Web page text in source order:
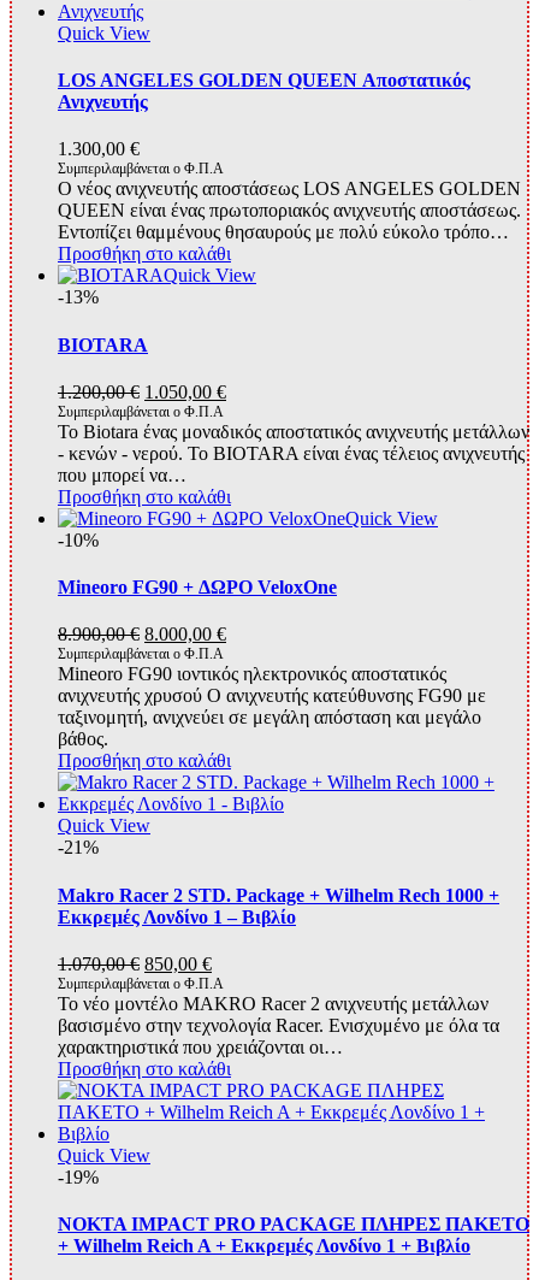
Quick View
LOS ANGELES GOLDEN QUEEN Αποστατικός
Ανιχνευτής
1.300,00 €
Συμπεριλαμβάνεται ο Φ.Π.Α
Ο νέος ανιχνευτής αποστάσεως LOS ANGELES GOLDEN
QUEEN είναι ένας πρωτοποριακός ανιχνευτής αποστάσεως.
Εντοπίζει θαμμένους θησαυρούς με πολύ εύκολο τρόπο…
Προσθήκη στο καλάθι
Quick View
-13%
BIOTARA
1.200,00€ Original
price
was:
1.200,00 €.
1.050,00 €Η
τιμή
είναι:
Συμπεριλαμβάνεται ο Φ.Π.Α
Το Biotara ένας μοναδικός αποστατικός ανιχνευτής μετάλλων
- κενών - νερού. Το BIOTARA είναι ένας τέλειος ανιχνευτής
που μπορεί να…
Προσθήκη στο καλάθι
Quick View
-10%
Mineoro FG90 + ΔΩΡΟ VeloxOne
8.900,00€ Original
price
was:
8.900,00 €.
8.000,00 €Η
τιμή
είναι:
8.000,00 €.
Συμπεριλαμβάνεται ο Φ.Π.Α
Mineoro FG90 ιοντικός ηλεκτρονικός αποστατικός
ανιχνευτής χρυσού Ο ανιχνευτής κατεύθυνσης FG90 με
ταξινομητή, ανιχνεύει σε μεγάλη απόσταση και μεγάλο
βάθος.
Προσθήκη στο καλάθι
Quick View
-21%
Makro Racer 2 STD. Package + Wilhelm Rech 1000 +
Εκκρεμές Λονδίνο 1 – Βιβλίο
1.070,00€ Original
price
was:
1.070,00 €.
850,00 €Η
τρέχουσα
τιμή
είναι:
850,00 €.
Συμπεριλαμβάνεται ο Φ.Π.Α
Το νέο μοντέλο MAKRO Racer 2 ανιχνευτής μετάλλων
βασισμένο στην τεχνολογία Racer. Ενισχυμένο με όλα τα
χαρακτηριστικά που χρειάζονται οι…
Προσθήκη στο καλάθι
Quick View
-19%
NOKTA IMPACT PRO PACKAGE ΠΛΗΡΕΣ ΠΑΚΕΤΟ
+ Wilhelm Reich A + Εκκρεμές Λονδίνο 1 + Βιβλίο